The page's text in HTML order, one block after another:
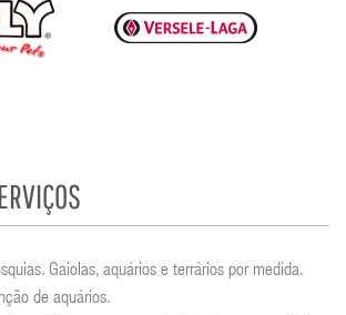
Gaiolas, aquários e terrários por medida.
de aquários.